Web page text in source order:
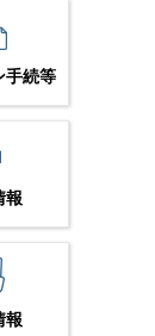
手続等
報
報